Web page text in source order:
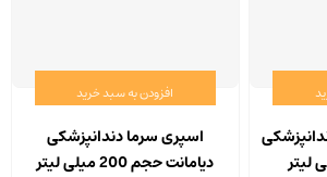
افزودن به سبد خرید
اسپری سرما دندانپزشکی
دیامانت حجم 200 میلی لیتر